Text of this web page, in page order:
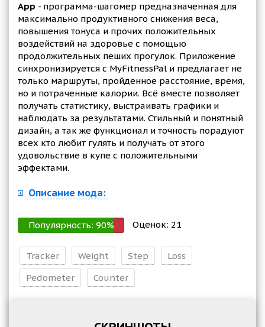
App - программа-шагомер предназначенная для
максимально продуктивного снижения веса,
повышения тонуса и прочих положительных
воздействий на здоровье с помощью
продолжительных пеших прогулок. Приложение
синхронизируется с MyFitnessPal и предлагает не
только маршруты, пройденное расстояние, время,
но и потраченные калории. Всё вместе позволяет
получать статистику, выстраивать графики и
наблюдать за результатами. Стильный и понятный
дизайн, а так же функционал и точность порадуют
всех кто любит гулять и получать от этого
удовольствие в купе с положительными
эффектами.
Описание мода:
Популярность: 90% Оценок: 21
Tracker Weight Step
Loss
Pedometer
Counter